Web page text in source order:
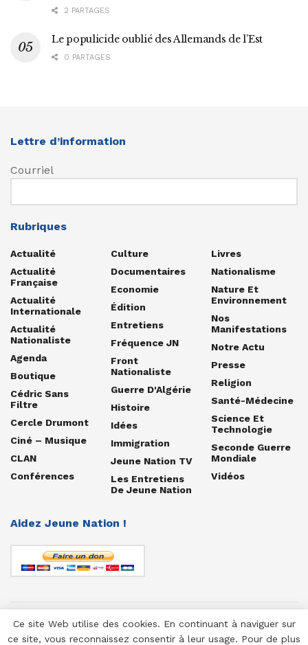
2 PARTAGES
Le populicide oublié des Allemands de l’Est
0 PARTAGES
Lettre d’information
Courriel
Rubriques
Actualité
Actualité
Française
Actualité
Internationale
Actualité
Nationaliste
Agenda
Boutique
Cédric Sans
Filtre
Cercle Drumont
Ciné – Musique
CLAN
Conférences
Culture
Documentaires
Economie
Édition
Entretiens
Fréquence JN
Front
Nationaliste
Guerre D'Algérie
Histoire
Idées
Immigration
Jeune Nation TV
Les Entretiens
De Jeune Nation
Livres
Nationalisme
Nature Et
Environnement
Nos
Manifestations
Notre Actu
Presse
Religion
Santé-Médecine
Science Et
Technologie
Seconde Guerre
Mondiale
Vidéos
Aidez Jeune Nation !
© 1958-2025 Jeune Nation
Ce site Web utilise des cookies. En continuant à naviguer sur
ce site, vous reconnaissez consentir à leur usage. Pour de plus